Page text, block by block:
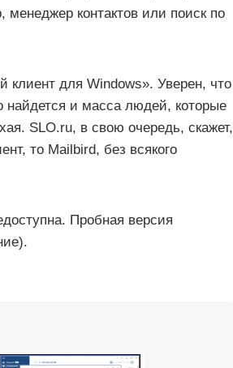
контактов или поиск по
клиент для Windows». Уверен, что
найдется и масса людей, которые
SLO.ru, в свою очередь, скажет,
то Mailbird, без всякого
Пробная версия